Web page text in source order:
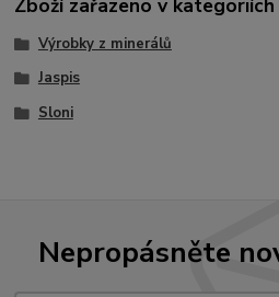
Výrobky z minerálů
Jaspis
Sloni
Nepropásněte